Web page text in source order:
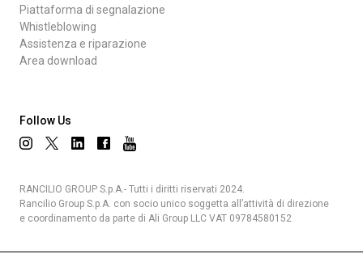
Piattaforma di segnalazione
Whistleblowing
Assistenza e riparazione
Area download
Follow Us
RANCILIO GROUP S.p.A.- Tutti i diritti riservati 2024.
Rancilio Group S.p.A. con socio unico soggetta all’attività di direzione
e coordinamento da parte di Ali Group LLC VAT 09784580152